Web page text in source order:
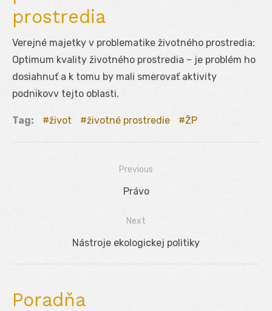
prostredia
Verejné majetky v problematike životného prostredia:
Optimum kvality životného prostredia – je problém ho
dosiahnuť a k tomu by mali smerovať aktivity
podnikovv tejto oblasti.
Tag: život životné prostredie ŽP
Previous
Previous
Právo
Next
Next
Nástroje ekologickej politiky
Poradňa